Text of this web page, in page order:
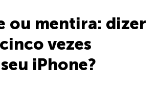
ou mentira: dizer
vezes
iPhone?